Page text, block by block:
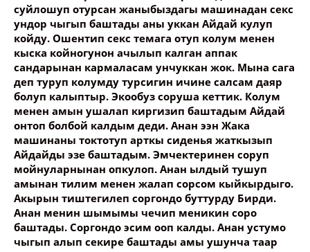
суйлошуп отурсан жаныбыздагы машинадан секс
ундор чыгып баштады аны уккан Айдай кулуп
койду. Ошентип секс темага отуп колум менен
кыска койногунон ачылып калган аппак
сандарынан кармаласам унчуккан жок. Мына сага
деп туруп колумду турсигин ичине салсам даяр
болуп калыптыр. Экообуз соруша кеттик. Колум
менен амын ушалап киргизип баштадым Айдай
онтоп болбой калдым деди. Анан ээн Жака
машинаны токтотуп арткы сиденья жаткызып
Айдайды эзе баштадым. Эмчектеринен соруп
мойнуларнынан опкулоп. Анан ылдый тушуп
амынан тилим менен жалап сорсом кыйкырдыго.
Акырын тиштегилеп соргондо буттурду Бирди.
Анан менин шымымы чечип меникин соро
баштады. Соргондо эсим ооп калды. Анан устумо
чыгып алып секире баштады амы ушунча таар